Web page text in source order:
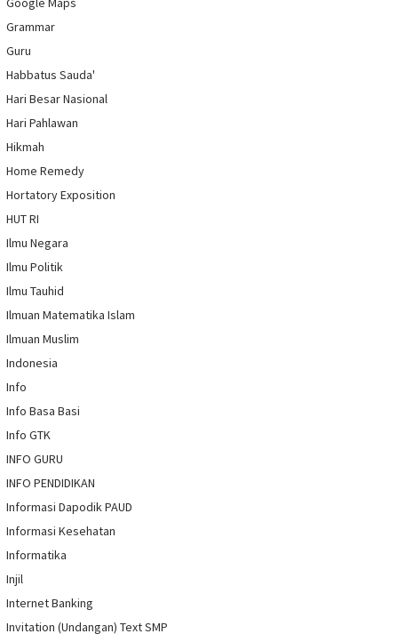
Grammar
Guru
Habbatus Sauda'
Hari Besar Nasional
Hari Pahlawan
Hikmah
Home Remedy
Hortatory Exposition
HUT RI
Ilmu Negara
Ilmu Politik
Ilmu Tauhid
Ilmuan Matematika Islam
Ilmuan Muslim
Indonesia
Info
Info Basa Basi
Info GTK
INFO GURU
INFO PENDIDIKAN
Informasi Dapodik PAUD
Informasi Kesehatan
Informatika
Injil
Internet Banking
Invitation (Undangan) Text SMP